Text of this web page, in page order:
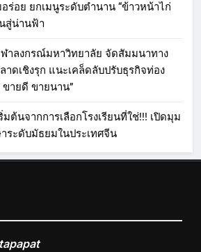
ร่อย ยกเมนูระดับตำนาน “ข้าวหน้าไก่
สู่น่านฟ้า
าลงกรณ์มหาวิทยาลัย จัดสัมมนาทาง
าดเชิงรุก แนะเคล็ดลับปรับธุรกิจท่อง
ขายดี ขายนาน”
มต้นจากการเลือกโรงเรียนที่ใช่!!! เปิดมุม
ระดับมัธยมในประเทศจีน